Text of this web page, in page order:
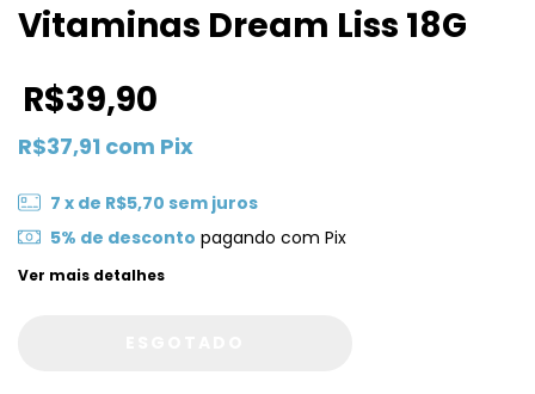
Vitaminas Dream Liss 18G
R$39,90
R$37,91 com Pix
7 x de R$5,70 sem juros
5% de desconto pagando com Pix
Ver mais detalhes